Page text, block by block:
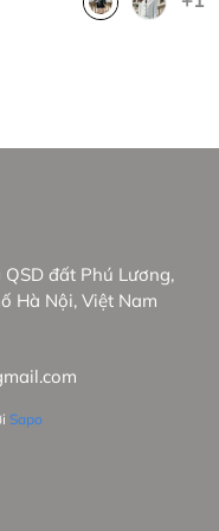
lai:
cấp tại trường
#aosomi
#sominugiare
#somiunisex
đất Phú Lương,
Hà Nội, Việt Nam
Sapo